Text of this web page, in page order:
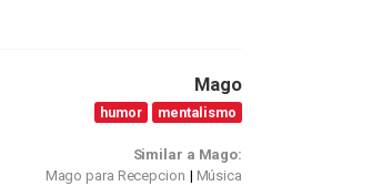
Mago
humor mentalismo
Similar a Mago:
Mago para Recepcion
Música